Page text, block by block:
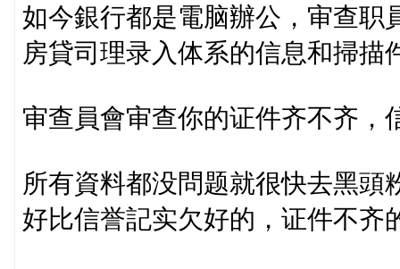
如今銀行都是電脑辦公，审查职
房貸司理录入体系的信息和掃描
审查員會审查你的证件齐不齐，
所有資料都没問题就很快去黑頭
好比信誉記实欠好的，证件不齐